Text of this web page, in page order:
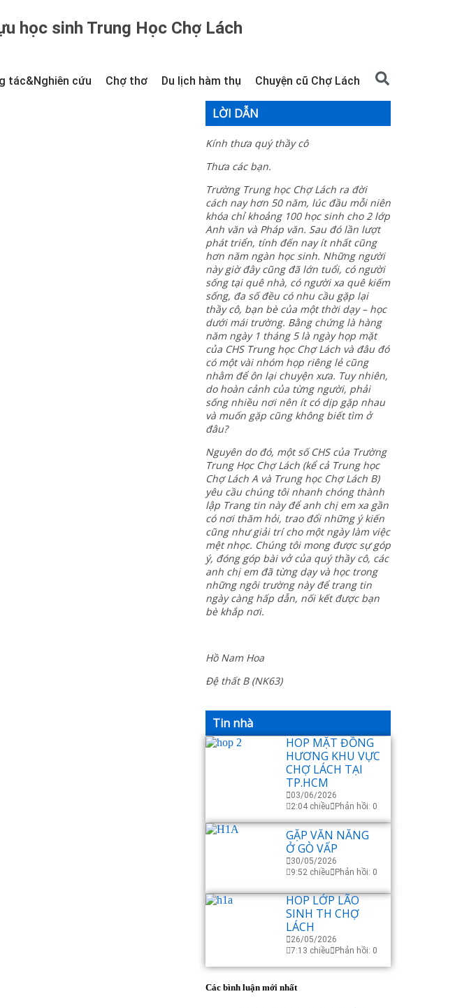
học sinh Trung Học Chợ Lách
tác&Nghiên cứu Chợ thơ Du lịch hàm thụ Chuyện cũ Chợ Lách
LỜI DẪN
Kính thưa quý thầy cô
Thưa các bạn.
Trường Trung học Chợ Lách ra đời
cách nay hơn 50 năm, lúc đầu mỗi niên
khóa chỉ khoảng 100 học sinh cho 2 lớp
Anh văn và Pháp văn. Sau đó lần lượt
phát triển, tính đến nay ít nhất cũng
hơn năm ngàn học sinh. Những người
này giờ đây cũng đã lớn tuổi, có người
sống tại quê nhà, có người xa quê kiếm
sống, đa số đều có nhu cầu gặp lại
thầy cô, bạn bè của một thời dạy – học
dưới mái trường. Bằng chứng là hàng
năm ngày 1 tháng 5 là ngày họp mặt
của CHS Trung học Chợ Lách và đâu đó
có một vài nhóm họp riêng lẻ cũng
nhằm để ôn lại chuyện xưa. Tuy nhiên,
do hoàn cảnh của từng người, phải
sống nhiều nơi nên ít có dịp gặp nhau
và muốn gặp cũng không biết tìm ở
đâu?
Nguyên do đó, một số CHS của Trường
Trung Học Chợ Lách (kể cả Trung học
Chợ Lách A và Trung học Chợ Lách B)
yêu cầu chúng tôi nhanh chóng thành
lập Trang tin này để anh chị em xa gần
có nơi thăm hỏi, trao đổi những ý kiến
cũng như giải trí cho một ngày làm việc
mệt nhọc. Chúng tôi mong được sự góp
ý, đóng góp bài vở của quý thầy cô, các
anh chị em đã từng dạy và học trong
những ngôi trường này để trang tin
ngày càng hấp dẫn, nối kết được bạn
bè khắp nơi.
Hồ Nam Hoa
Đệ thất B (NK63)
Tin nhà
HOP MẶT ĐỒNG
HƯƠNG KHU VỰC
CHỢ LÁCH TẠI
TP.HCM
03/06/2026
2:04 chiều
Phản hồi: 0
GẶP VĂN NĂNG
Ở GÒ VẤP
30/05/2026
9:52 chiều
Phản hồi: 0
HOP LỚP LÃO
SINH TH CHỢ
LÁCH
26/05/2026
7:13 chiều
Phản hồi: 0
Các bình luận mới nhất